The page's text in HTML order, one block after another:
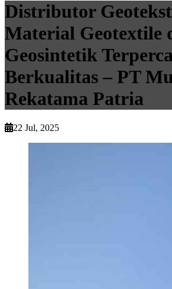
Distributor
Material Geotextile
Geosintetik
Berkualitas – PT
Rekatama Patria
22 Jul, 2025